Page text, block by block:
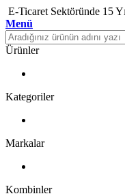
E-Ticaret Sektöründe 15
Menü
Ürünler
Kategoriler
Markalar
Kombinler